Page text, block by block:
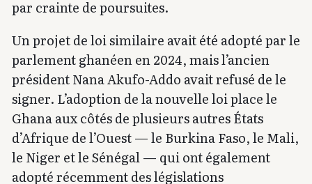
par crainte de poursuites.
Un projet de loi similaire avait été adopté par le
parlement ghanéen en 2024, mais l’ancien
président Nana Akufo-Addo avait refusé de le
signer. L’adoption de la nouvelle loi place le
Ghana aux côtés de plusieurs autres États
d’Afrique de l’Ouest — le Burkina Faso, le Mali,
le Niger et le Sénégal — qui ont également
adopté récemment des législations